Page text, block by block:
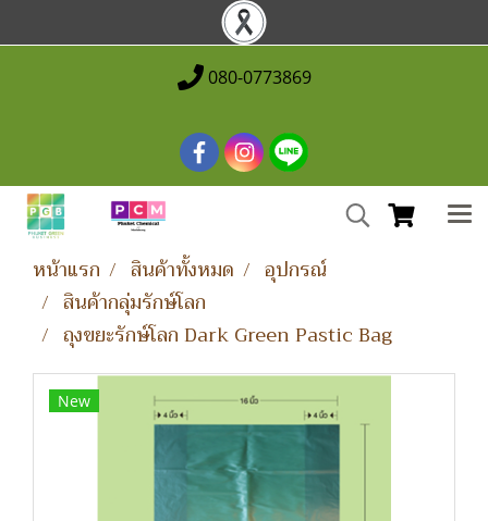
080-0773869
หน้าแรก สินค้าทั้งหมด
อุปกรณ์
สินค้ากลุ่มรักษ์โลก
ถุงขยะรักษ์โลก Dark Green Pastic Bag
New